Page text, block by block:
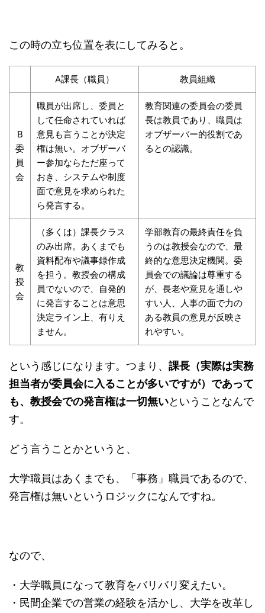
この時の立ち位置を表にしてみると。
A課長（職員） 教員組織
B
委
員
会
職員が出席し、委員と
して任命されていれば
意見も言うことが決定
権は無い。オブザーバ
ー参加ならただ座って
おき、システムや制度
面で意見を求められた
ら発言する。
教育関連の委員会の委員
長は教員であり、職員は
オブザーバー的役割であ
るとの認識。
教
授
会
（多くは）課長クラス
のみ出席。あくまでも
資料配布や議事録作成
を担う。教授会の構成
員でないので、自発的
に発言することは意思
決定ライン上、有りえ
ません。
学部教育の最終責任を負
うのは教授会なので、最
終的な意思決定機関。委
員会での議論は尊重する
が、長老や意見を通しや
すい人、人事の面で力の
ある教員の意見が反映さ
れやすい。
という感じになります。つまり、 課長（実際は実務
担当者が委員会に入ることが多いですが）であって
も、教授会での発言権は一切無いということなんで
す。
どう言うことかというと、
大学職員はあくまでも、「事務」職員であるので、
発言権は無いというロジックになんですね。
なので、
・大学職員になって教育をバリバリ変えたい。
・民間企業での営業の経験を活かし、大学を改革し